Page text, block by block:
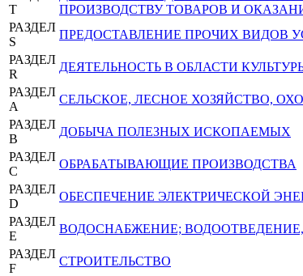
T
ПРОИЗВОДСТВУ ТОВАРОВ И
РАЗДЕЛ
S
ПРЕДОСТАВЛЕНИЕ ПРОЧИХ ВИДОВ
РАЗДЕЛ
R
ДЕЯТЕЛЬНОСТЬ В ОБЛАСТИ
РАЗДЕЛ
A
СЕЛЬСКОЕ, ЛЕСНОЕ ХОЗЯЙСТВО,
РАЗДЕЛ
B
ДОБЫЧА ПОЛЕЗНЫХ ИСКОПАЕМЫХ
РАЗДЕЛ
C
ОБРАБАТЫВАЮЩИЕ ПРОИЗВОДСТВА
РАЗДЕЛ
D
ОБЕСПЕЧЕНИЕ ЭЛЕКТРИЧЕСКОЙ
РАЗДЕЛ
E
ВОДОСНАБЖЕНИЕ;
РАЗДЕЛ
F
СТРОИТЕЛЬСТВО